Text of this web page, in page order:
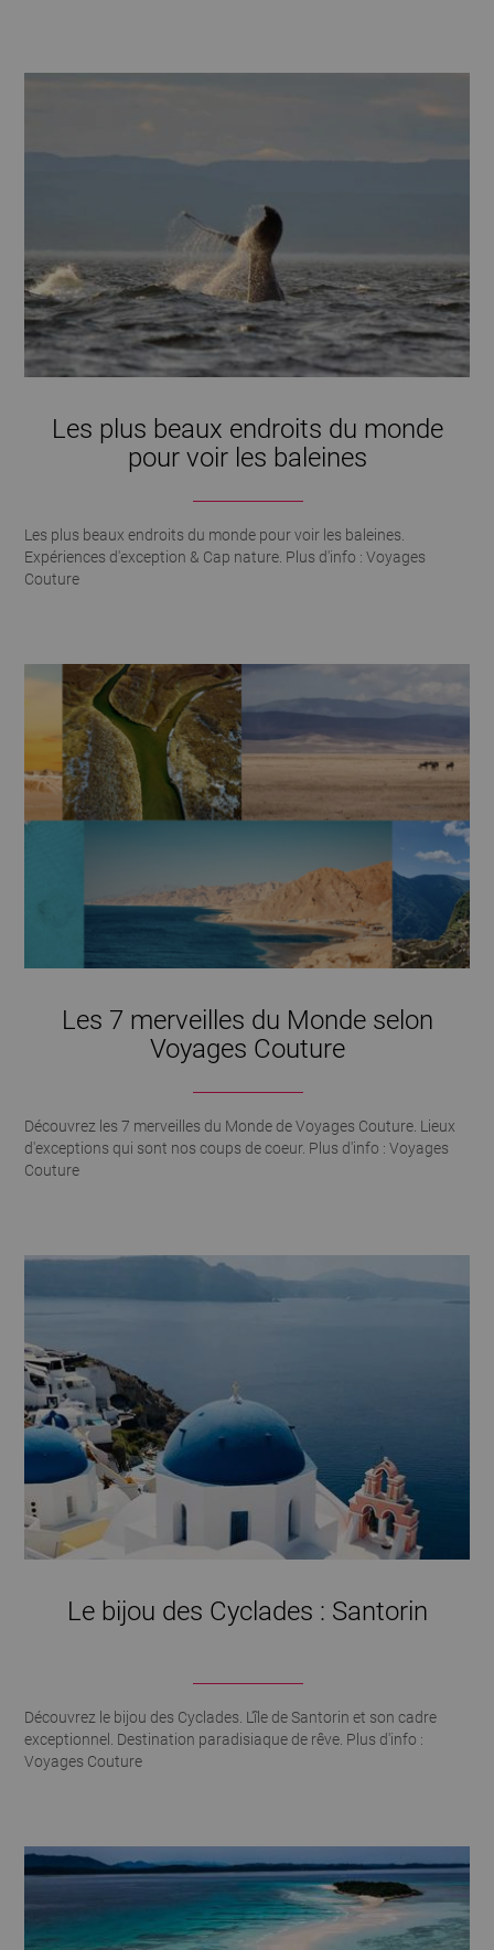
Les plus beaux endroits du monde
pour voir les baleines
Les plus beaux endroits du monde pour voir les baleines.
Expériences d'exception & Cap nature. Plus d'info : Voyages
Couture
Les 7 merveilles du Monde selon
Voyages Couture
Découvrez les 7 merveilles du Monde de Voyages Couture. Lieux
d'exceptions qui sont nos coups de coeur. Plus d'info : Voyages
Couture
Le bijou des Cyclades : Santorin
Découvrez le bijou des Cyclades. L'île de Santorin et son cadre
exceptionnel. Destination paradisiaque de rêve. Plus d'info :
Voyages Couture